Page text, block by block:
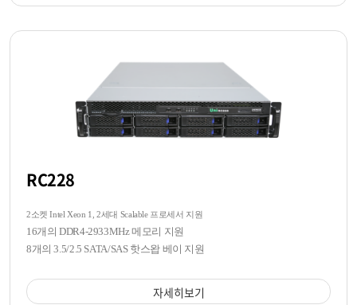
RC228
2소켓 Intel Xeon 1, 2세대 Scalable 프로세서 지원
16개의 DDR4-2933MHz 메모리 지원
8개의 3.5/2.5 SATA/SAS 핫스왑 베이 지원
자세히보기